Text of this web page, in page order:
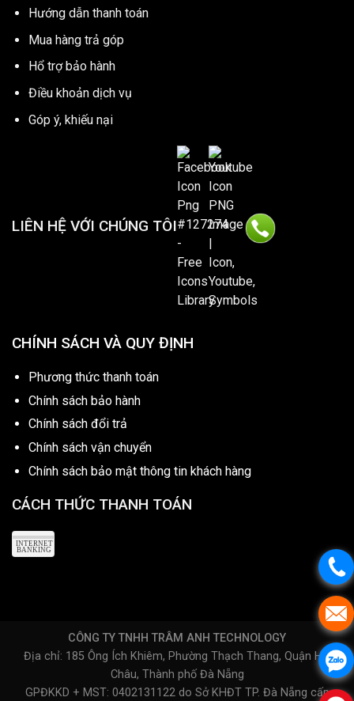
Hướng dẫn thanh toán
Mua hàng trả góp
Hổ trợ bảo hành
Điều khoản dịch vụ
Góp ý, khiếu nại
LIÊN HỆ VỚI CHÚNG TÔI
CHÍNH SÁCH VÀ QUY ĐỊNH
Phương thức thanh toán
Chính sách bảo hành
Chính sách đổi trả
Chính sách vận chuyển
Chính sách bảo mật thông tin khách hàng
CÁCH THỨC THANH TOÁN
CÔNG TY TNHH TRÂM ANH TECHNOLOGY
Địa chỉ: 185 Ông Ích Khiêm, Phường Thạch Thang, Quận Hải
Châu, Thành phố Đà Nẵng
GPĐKKD + MST: 0402131122 do Sở KHĐT TP. Đà Nẵng cấp